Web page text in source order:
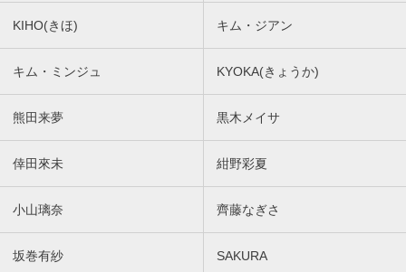
KIHO(きほ) キム・ジアン
キム・ミンジュ KYOKA(きょうか)
熊田来夢 黒木メイサ
倖田來未 紺野彩夏
小山璃奈 齊藤なぎさ
坂巻有紗 SAKURA